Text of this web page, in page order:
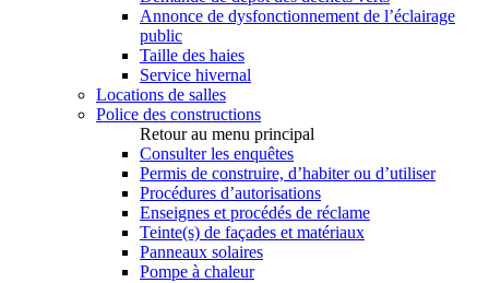
Annonce de dysfonctionnement de l’éclairage
public
Taille des haies
Service hivernal
Locations de salles
Police des constructions
Retour au menu principal
Consulter les enquêtes
Permis de construire, d’habiter ou d’utiliser
Procédures d’autorisations
Enseignes et procédés de réclame
Teinte(s) de façades et matériaux
Panneaux solaires
Pompe à chaleur